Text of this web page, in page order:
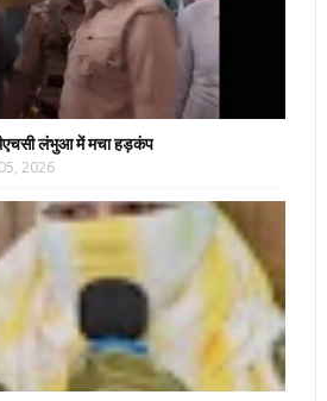
लंभुआ में मचा हड़कंप
2026